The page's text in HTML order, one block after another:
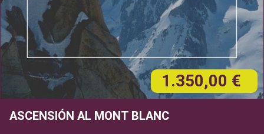
1.350,00 €
ASCENSIÓN AL MONT BLANC